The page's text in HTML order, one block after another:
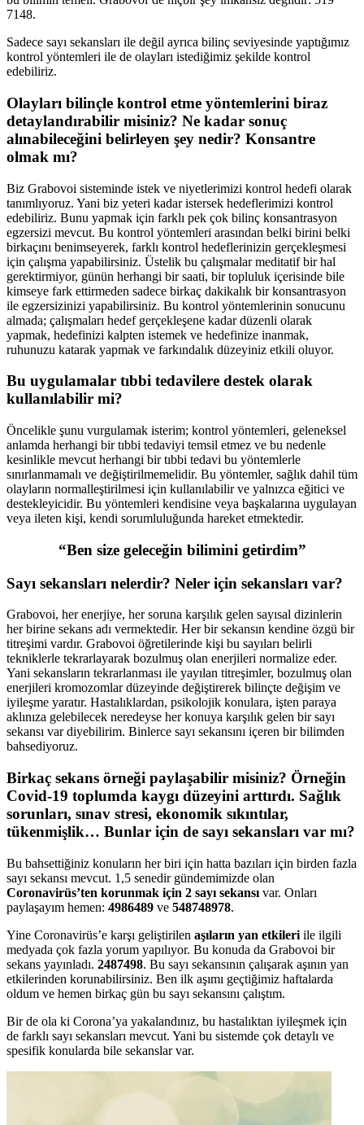
7148.
Sadece sayı sekansları ile değil ayrıca bilinç seviyesinde yaptığımız
kontrol yöntemleri ile de olayları istediğimiz şekilde kontrol
edebiliriz.
Olayları bilinçle kontrol etme yöntemlerini biraz
detaylandırabilir misiniz? Ne kadar sonuç
alınabileceğini belirleyen şey nedir? Konsantre
olmak mı?
Biz Grabovoi sisteminde istek ve niyetlerimizi kontrol hedefi olarak
tanımlıyoruz. Yani biz yeteri kadar istersek hedeflerimizi kontrol
edebiliriz. Bunu yapmak için farklı pek çok bilinç konsantrasyon
egzersizi mevcut. Bu kontrol yöntemleri arasından belki birini belki
birkaçını benimseyerek, farklı kontrol hedeflerinizin gerçekleşmesi
için çalışma yapabilirsiniz. Üstelik bu çalışmalar meditatif bir hal
gerektirmiyor, günün herhangi bir saati, bir topluluk içerisinde bile
kimseye fark ettirmeden sadece birkaç dakikalık bir konsantrasyon
ile egzersizinizi yapabilirsiniz. Bu kontrol yöntemlerinin sonucunu
almada; çalışmaları hedef gerçekleşene kadar düzenli olarak
yapmak, hedefinizi kalpten istemek ve hedefinize inanmak,
ruhunuzu katarak yapmak ve farkındalık düzeyiniz etkili oluyor.
Bu uygulamalar tıbbi tedavilere destek olarak
kullanılabilir mi?
Öncelikle şunu vurgulamak isterim; kontrol yöntemleri, geleneksel
anlamda herhangi bir tıbbi tedaviyi temsil etmez ve bu nedenle
kesinlikle mevcut herhangi bir tıbbi tedavi bu yöntemlerle
sınırlanmamalı ve değiştirilmemelidir. Bu yöntemler, sağlık dahil tüm
olayların normalleştirilmesi için kullanılabilir ve yalnızca eğitici ve
destekleyicidir. Bu yöntemleri kendisine veya başkalarına uygulayan
veya ileten kişi, kendi sorumluluğunda hareket etmektedir.
“Ben size geleceğin bilimini getirdim”
Sayı sekansları nelerdir? Neler için sekansları var?
Grabovoi, her enerjiye, her soruna karşılık gelen sayısal dizinlerin
her birine sekans adı vermektedir. Her bir sekansın kendine özgü bir
titreşimi vardır. Grabovoi öğretilerinde kişi bu sayıları belirli
tekniklerle tekrarlayarak bozulmuş olan enerjileri normalize eder.
Yani sekansların tekrarlanması ile yayılan titreşimler, bozulmuş olan
enerjileri kromozomlar düzeyinde değiştirerek bilinçte değişim ve
iyileşme yaratır. Hastalıklardan, psikolojik konulara, işten paraya
aklınıza gelebilecek neredeyse her konuya karşılık gelen bir sayı
sekansı var diyebilirim. Binlerce sayı sekansını içeren bir bilimden
bahsediyoruz.
Birkaç sekans örneği paylaşabilir misiniz? Örneğin
Covid-19 toplumda kaygı düzeyini arttırdı. Sağlık
sorunları, sınav stresi, ekonomik sıkıntılar,
tükenmişlik… Bunlar için de sayı sekansları var mı?
Bu bahsettiğiniz konuların her biri için hatta bazıları için birden fazla
sayı sekansı mevcut. 1,5 senedir gündemimizde olan
Coronavirüs’ten korunmak için 2 sayı sekansı var. Onları
paylaşayım hemen: 4986489 ve 548748978.
Yine Coronavirüs’e karşı geliştirilen aşıların yan etkileri ile ilgili
medyada çok fazla yorum yapılıyor. Bu konuda da Grabovoi bir
sekans yayınladı. 2487498. Bu sayı sekansının çalışarak aşının yan
etkilerinden korunabilirsiniz. Ben ilk aşımı geçtiğimiz haftalarda
oldum ve hemen birkaç gün bu sayı sekansını çalıştım.
Bir de ola ki Corona’ya yakalandınız, bu hastalıktan iyileşmek için
de farklı sayı sekansları mevcut. Yani bu sistemde çok detaylı ve
spesifik konularda bile sekanslar var.